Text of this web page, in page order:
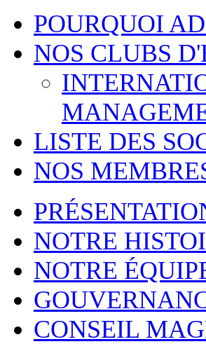
POURQUOI
NOS CLUBS
LISTE DES
NOS
NOTRE
NOTRE
CONSEIL